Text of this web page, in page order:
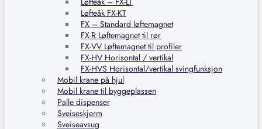
Løfteåk FX-KT
FX – Standard løftemagnet
FX-R Løftemagnet til rør
FX-VV Løftemagnet til profiler
FX-HV Horisontal / vertikal
FX-HVS Horisontal/vertikal svingfunksjon
Mobil krane på hjul
Mobil krane til byggeplassen
Palle dispenser
Sveiseskjerm
Sveiseavsug